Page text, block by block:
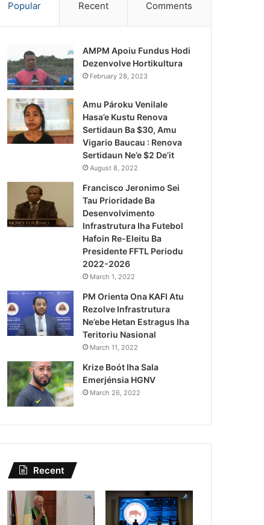
Governu Promete Tau
Minerais no Setór
Popular Recent Comments
AMPM Apoiu Fundus Hodi
Dezenvolve Hortikultura
February 28, 2023
Amu Pároku Venilale
Hasa’e Kustu Renova
Sertidaun Ba $30, Amu
Vigario Baucau : Renova
Sertidaun Ne’e $2 De’it
August 8, 2022
Francisco Jeronimo Sei
Tau Prioridade Ba
Desenvolvimento
Infrastrutura Iha Futebol
Hafoin Re-Eleitu Ba
Presidente FFTL Periodu
2022-2026
March 1, 2022
PM Orienta Ona KAFI Atu
Rezolve Infrastrutura
Ne’ebe Hetan Estragus Iha
Teritoriu Nasional
March 11, 2022
Krize Boót Iha Sala
Emerjénsia HGNV
March 26, 2022
Recent